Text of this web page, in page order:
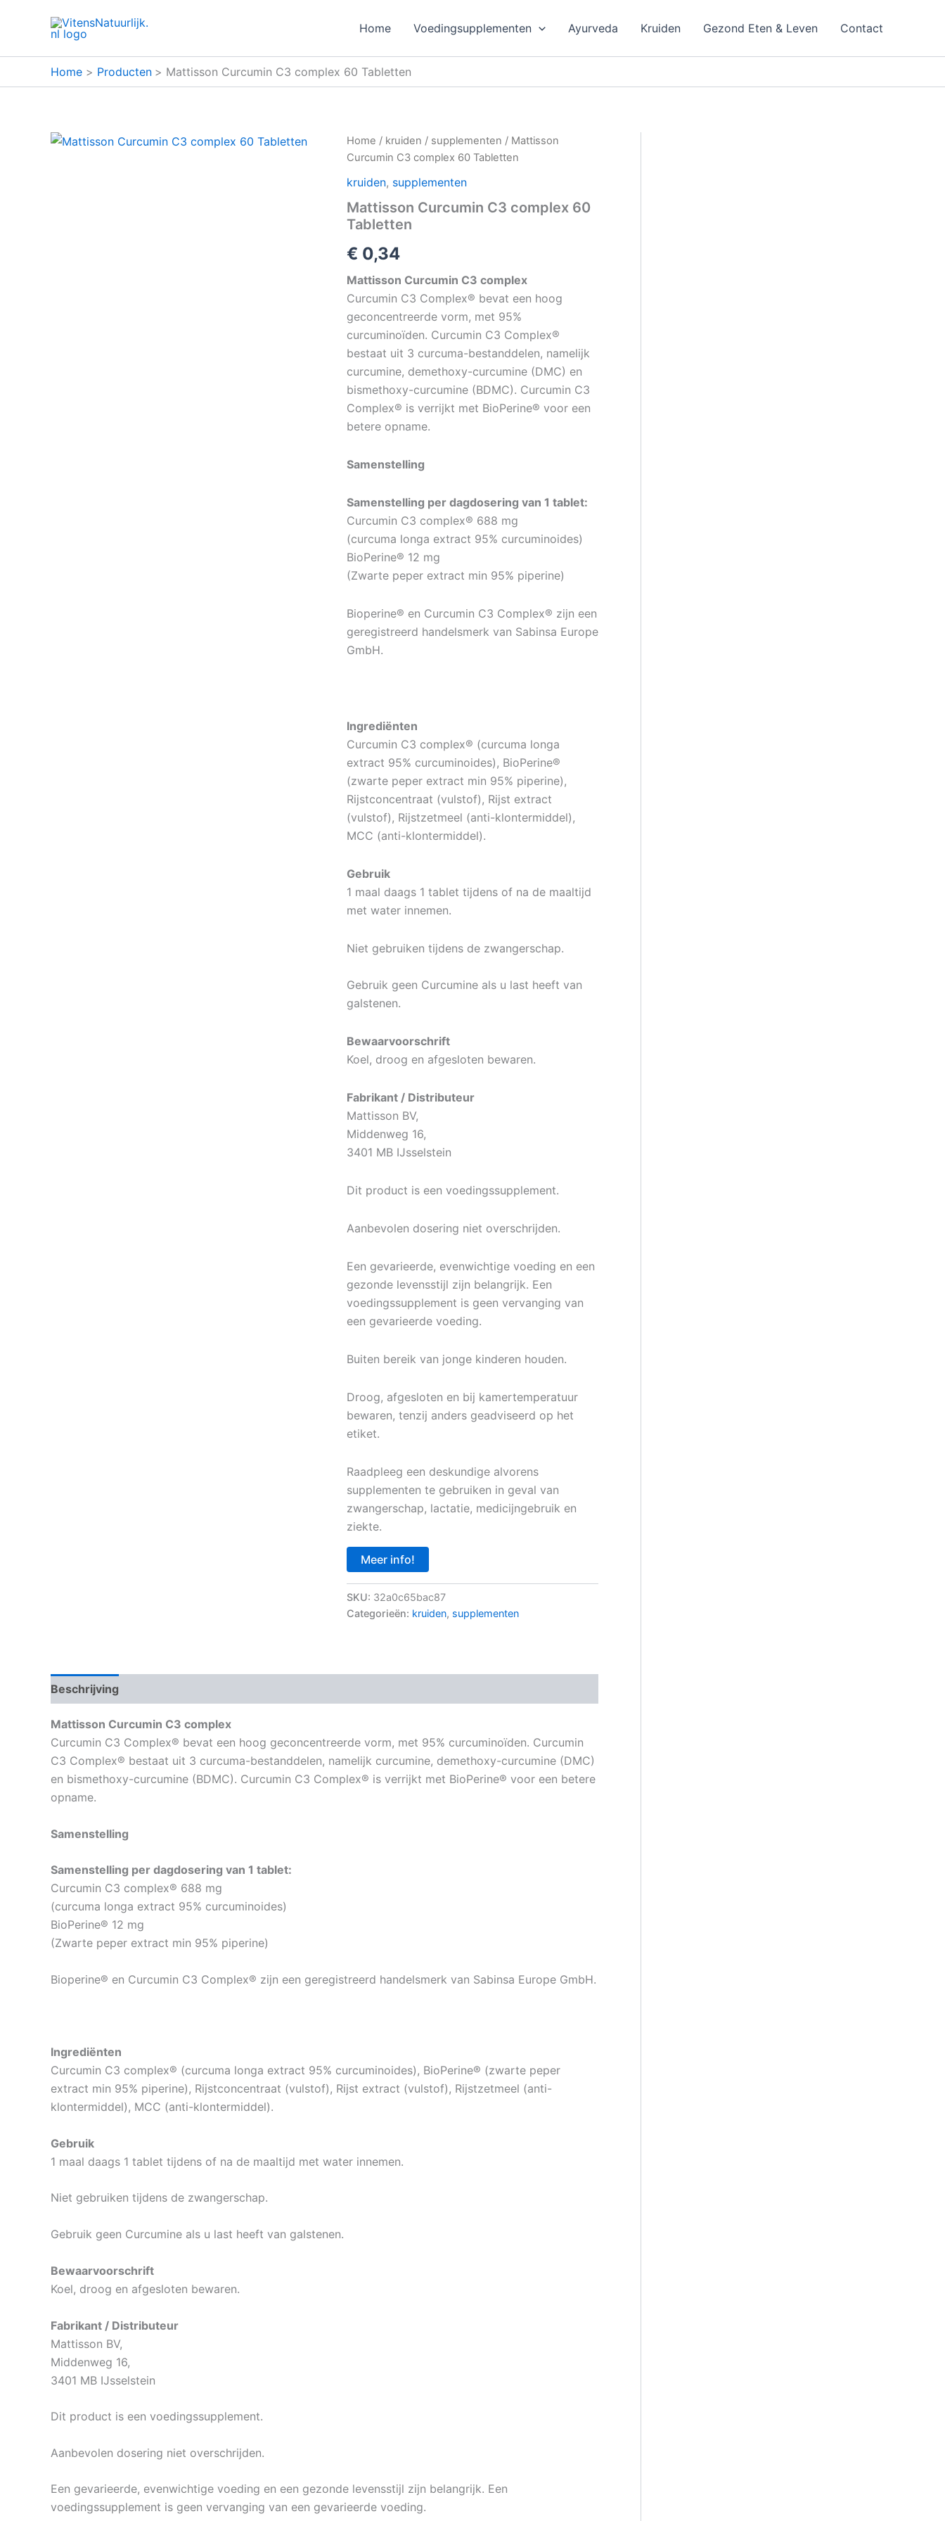
Home Voedingsupplementen Ayurveda Kruiden Gezond Eten & Leven Contact
Home Producten Mattisson Curcumin C3 complex 60 Tabletten
Home / kruiden / supplementen / Mattisson
Curcumin C3 complex 60 Tabletten
kruiden, supplementen
Mattisson Curcumin C3 complex 60
Tabletten
€ 0,34
Mattisson Curcumin C3 complex
Curcumin C3 Complex® bevat een hoog
geconcentreerde vorm, met 95%
curcuminoïden. Curcumin C3 Complex®
bestaat uit 3 curcuma-bestanddelen, namelijk
curcumine, demethoxy-curcumine (DMC) en
bismethoxy-curcumine (BDMC). Curcumin C3
Complex® is verrijkt met BioPerine® voor een
betere opname.
Samenstelling
Samenstelling per dagdosering van 1 tablet:
Curcumin C3 complex® 688 mg
(curcuma longa extract 95% curcuminoides)
BioPerine® 12 mg
(Zwarte peper extract min 95% piperine)
Bioperine® en Curcumin C3 Complex® zijn een
geregistreerd handelsmerk van Sabinsa Europe
GmbH.
Ingrediënten
Curcumin C3 complex® (curcuma longa
extract 95% curcuminoides), BioPerine®
(zwarte peper extract min 95% piperine),
Rijstconcentraat (vulstof), Rijst extract
(vulstof), Rijstzetmeel (anti-klontermiddel),
MCC (anti-klontermiddel).
Gebruik
1 maal daags 1 tablet tijdens of na de maaltijd
met water innemen.
Niet gebruiken tijdens de zwangerschap.
Gebruik geen Curcumine als u last heeft van
galstenen.
Bewaarvoorschrift
Koel, droog en afgesloten bewaren.
Fabrikant / Distributeur
Mattisson BV,
Middenweg 16,
3401 MB IJsselstein
Dit product is een voedingssupplement.
Aanbevolen dosering niet overschrijden.
Een gevarieerde, evenwichtige voeding en een
gezonde levensstijl zijn belangrijk. Een
voedingssupplement is geen vervanging van
een gevarieerde voeding.
Buiten bereik van jonge kinderen houden.
Droog, afgesloten en bij kamertemperatuur
bewaren, tenzij anders geadviseerd op het
etiket.
Raadpleeg een deskundige alvorens
supplementen te gebruiken in geval van
zwangerschap, lactatie, medicijngebruik en
ziekte.
Meer info!
SKU: 32a0c65bac87
Categorieën: kruiden, supplementen
Beschrijving
Mattisson Curcumin C3 complex
Curcumin C3 Complex® bevat een hoog geconcentreerde vorm, met 95% curcuminoïden. Curcumin
C3 Complex® bestaat uit 3 curcuma-bestanddelen, namelijk curcumine, demethoxy-curcumine (DMC)
en bismethoxy-curcumine (BDMC). Curcumin C3 Complex® is verrijkt met BioPerine® voor een betere
opname.
Samenstelling
Samenstelling per dagdosering van 1 tablet:
Curcumin C3 complex® 688 mg
(curcuma longa extract 95% curcuminoides)
BioPerine® 12 mg
(Zwarte peper extract min 95% piperine)
Bioperine® en Curcumin C3 Complex® zijn een geregistreerd handelsmerk van Sabinsa Europe GmbH.
Ingrediënten
Curcumin C3 complex® (curcuma longa extract 95% curcuminoides), BioPerine® (zwarte peper
extract min 95% piperine), Rijstconcentraat (vulstof), Rijst extract (vulstof), Rijstzetmeel (anti-
klontermiddel), MCC (anti-klontermiddel).
Gebruik
1 maal daags 1 tablet tijdens of na de maaltijd met water innemen.
Niet gebruiken tijdens de zwangerschap.
Gebruik geen Curcumine als u last heeft van galstenen.
Bewaarvoorschrift
Koel, droog en afgesloten bewaren.
Fabrikant / Distributeur
Mattisson BV,
Middenweg 16,
3401 MB IJsselstein
Dit product is een voedingssupplement.
Aanbevolen dosering niet overschrijden.
Een gevarieerde, evenwichtige voeding en een gezonde levensstijl zijn belangrijk. Een
voedingssupplement is geen vervanging van een gevarieerde voeding.